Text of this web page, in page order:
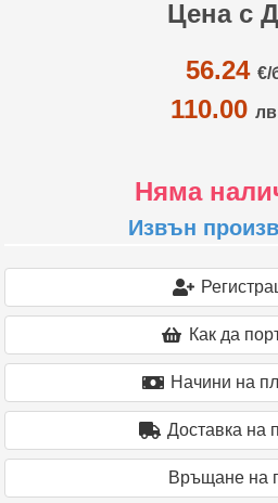
Цена с
56.24 €/
110.00
Няма
Извън
Как да
Начини на
Доставка на
Връщане на